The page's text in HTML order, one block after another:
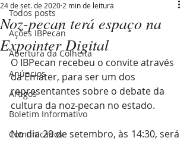
Todos posts
Ações IBPecan
Abertura da Colheita
Anúncios
Artigos
Boletim Informativo
Comunicados
Noz-pecan terá espaço na
Expointer Digital
24 de set. de 2020 2 min de leitura
O IBPecan recebeu o convite através
da Emater, para ser um dos
representantes sobre o debate da
cultura da noz-pecan no estado.
No dia 29 de setembro, às 14:30, será